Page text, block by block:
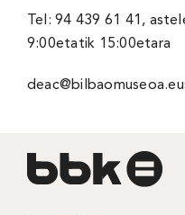
Tel: 94 439 61 41,
9:00etatik 15:00etara